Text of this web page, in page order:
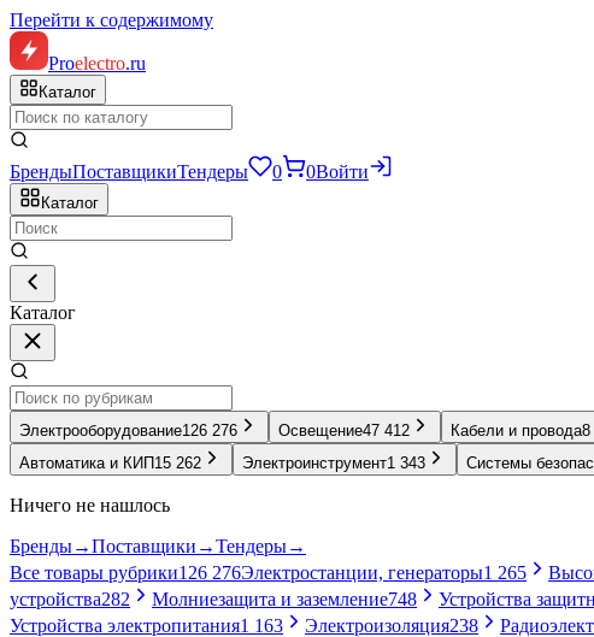
Перейти к содержимому
Proelectro.ru
Каталог
БрендыПоставщикиТендеры 0 0Войти
Каталог
Каталог
Электрооборудование126 276 Освещение47 412 Кабели и провода8
Автоматика и КИП 15 262 Электроинструмент1 343 Системы
Ничего не нашлось
Бренды→Поставщики →Тендеры→
Все товары рубрики126 276Электростанции, генераторы1 265
устройства282 Молниезащита и заземление748 Устройства
Устройства электропитания1 163 Электроизоляция238